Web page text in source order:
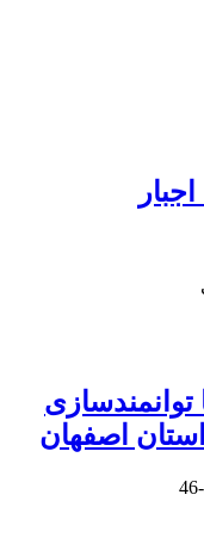
توانمندسازی
اصفهان